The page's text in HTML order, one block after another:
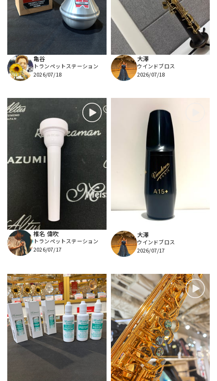
亀谷
トランペットステーション
2026/07/18
大澤
ウインドブロス
2026/07/18
椎名 偉吹
トランペットステーション
2026/07/17
大澤
ウインドブロス
2026/07/17